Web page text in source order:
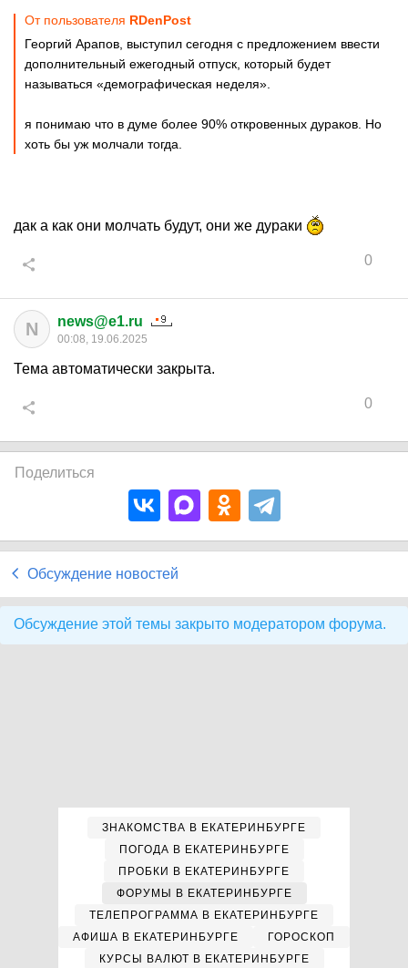
От пользователя RDenPost
Георгий Арапов, выступил сегодня с предложением ввести
дополнительный ежегодный отпуск, который будет
называться «демографическая неделя».
я понимаю что в думе более 90% откровенных дураков. Но
хоть бы уж молчали тогда.
дак а как они молчать будут, они же дураки
0
N news@e1.ru
00:08, 19.06.2025
Тема автоматически закрыта.
0
Поделиться
Обсуждение новостей
Обсуждение этой темы закрыто модератором форума.
ЗНАКОМСТВА В ЕКАТЕРИНБУРГЕ
ПОГОДА В ЕКАТЕРИНБУРГЕ
ПРОБКИ В ЕКАТЕРИНБУРГЕ
ФОРУМЫ В ЕКАТЕРИНБУРГЕ
ТЕЛЕПРОГРАММА В ЕКАТЕРИНБУРГЕ
АФИША В ЕКАТЕРИНБУРГЕ
ГОРОСКОП
КУРСЫ ВАЛЮТ В ЕКАТЕРИНБУРГЕ